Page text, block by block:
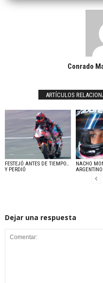
Conrado
ARTÍCULOS
FESTEJÓ ANTES DE TIEMPO…
Y PERDIÓ
NACHO
Dejar una respuesta